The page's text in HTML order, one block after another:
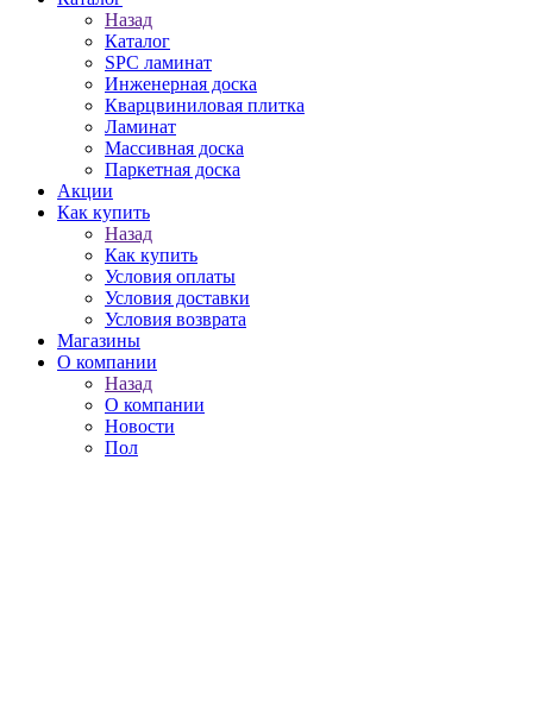
Назад
Каталог
SPC ламинат
Инженерная доска
Кварцвиниловая плитка
Ламинат
Массивная доска
Паркетная доска
Акции
Как купить
Назад
Как купить
Условия оплаты
Условия доставки
Условия возврата
Магазины
О компании
Назад
О компании
Новости
Пол